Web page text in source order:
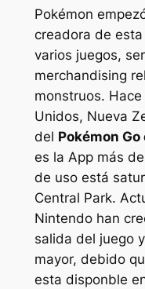
Pokémon
creadora de
varios juegos,
merchandising
monstruos.
Unidos, Nueva
del Pokémon
es la App más
de uso está
Central Park.
Nintendo han
salida del juego
mayor, debido
esta disponble